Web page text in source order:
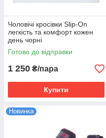
Чоловічі кросівки Slip-On
легкість та комфорт кожен
день чорні
Готово до відправки
1 250 ₴/пара
Купити
Новинка